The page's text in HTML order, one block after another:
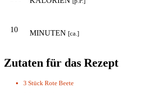
10 MINUTEN [ca.]
Zutaten für das Rezept
3 Stück Rote Beete